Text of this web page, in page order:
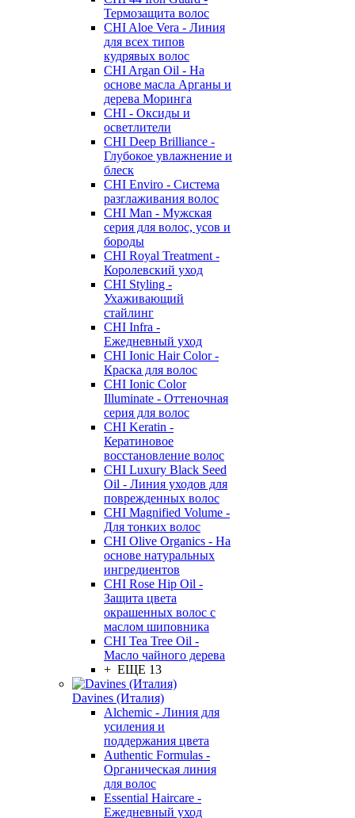
Термозащита волос
CHI Aloe Vera - Линия
для всех типов
кудрявых волос
CHI Argan Oil - На
основе масла Арганы и
дерева Моринга
CHI - Оксиды и
осветлители
CHI Deep Brilliance -
Глубокое увлажнение и
блеск
CHI Enviro - Система
разглаживания волос
CHI Man - Мужская
серия для волос, усов и
бороды
CHI Royal Treatment -
Королевский уход
CHI Styling -
Ухаживающий
стайлинг
CHI Infra -
Ежедневный уход
CHI Ionic Hair Color -
Краска для волос
CHI Ionic Color
Illuminate - Оттеночная
серия для волос
CHI Keratin -
Кератиновое
восстановление волос
CHI Luxury Black Seed
Oil - Линия уходов для
поврежденных волос
CHI Magnified Volume -
Для тонких волос
CHI Olive Organics - На
основе натуральных
ингредиентов
CHI Rose Hip Oil -
Защита цвета
окрашенных волос с
маслом шиповника
CHI Tea Tree Oil -
Масло чайного дерева
+ ЕЩЕ 13
Davines (Италия)
Alchemic - Линия для
усиления и
поддержания цвета
Authentic Formulas -
Органическая линия
для волос
Essential Haircare -
Eжедневный уход